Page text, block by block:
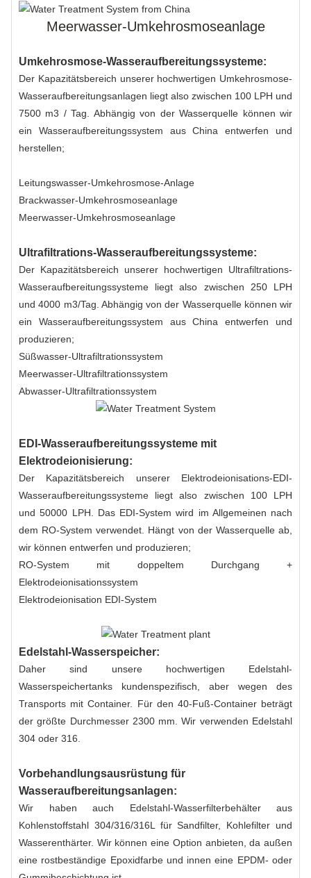
Meerwasser-Umkehrosmoseanlage
Umkehrosmose-Wasseraufbereitungssysteme:
Der Kapazitätsbereich unserer hochwertigen Umkehrosmose-
Wasseraufbereitungsanlagen liegt also zwischen 100 LPH und
7500 m3 / Tag. Abhängig von der Wasserquelle können wir
ein Wasseraufbereitungssystem aus China entwerfen und
herstellen;
Leitungswasser-Umkehrosmose-Anlage
Brackwasser-Umkehrosmoseanlage
Meerwasser-Umkehrosmoseanlage
Ultrafiltrations-Wasseraufbereitungssysteme:
Der Kapazitätsbereich unserer hochwertigen Ultrafiltrations-
Wasseraufbereitungssysteme liegt also zwischen 250 LPH
und 4000 m3/Tag. Abhängig von der Wasserquelle können wir
ein Wasseraufbereitungssystem aus China entwerfen und
produzieren;
Süßwasser-Ultrafiltrationssystem
Meerwasser-Ultrafiltrationssystem
Abwasser-Ultrafiltrationssystem
EDI-Wasseraufbereitungssysteme mit
Elektrodeionisierung:
Der Kapazitätsbereich unserer Elektrodeionisations-EDI-
Wasseraufbereitungssysteme liegt also zwischen 100 LPH
und 50000 LPH. Das EDI-System wird im Allgemeinen nach
dem RO-System verwendet. Hängt von der Wasserquelle ab,
wir können entwerfen und produzieren;
RO-System mit doppeltem Durchgang +
Elektrodeionisationssystem
Elektrodeionisation EDI-System
Edelstahl-Wasserspeicher:
Daher sind unsere hochwertigen Edelstahl-
Wasserspeichertanks kundenspezifisch, aber wegen des
Transports mit Container. Für den 40-Fuß-Container beträgt
der größte Durchmesser 2300 mm. Wir verwenden Edelstahl
304 oder 316.
Vorbehandlungsausrüstung für
Wasseraufbereitungsanlagen:
Wir haben auch Edelstahl-Wasserfilterbehälter aus
Kohlenstoffstahl 304/316/316L für Sandfilter, Kohlefilter und
Wasserenthärter. Wir können eine Option anbieten, da außen
eine rostbeständige Epoxidfarbe und innen eine EPDM- oder